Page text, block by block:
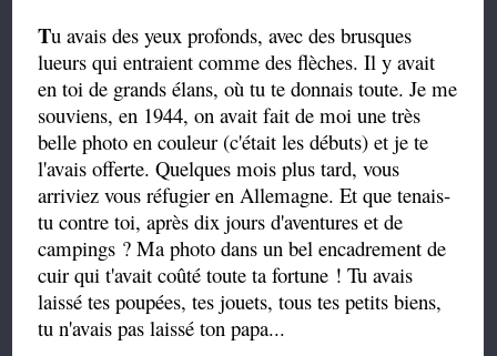
Tu avais des yeux profonds, avec des brusques
lueurs qui entraient comme des flèches. Il y avait
en toi de grands élans, où tu te donnais toute. Je me
souviens, en 1944, on avait fait de moi une très
belle photo en couleur (c'était les débuts) et je te
l'avais offerte. Quelques mois plus tard, vous
arriviez vous réfugier en Allemagne. Et que tenais-
tu contre toi, après dix jours d'aventures et de
campings ? Ma photo dans un bel encadrement de
cuir qui t'avait coûté toute ta fortune ! Tu avais
laissé tes poupées, tes jouets, tous tes petits biens,
tu n'avais pas laissé ton papa...